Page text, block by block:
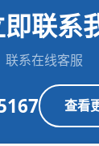
联系
联系在线客服
查看